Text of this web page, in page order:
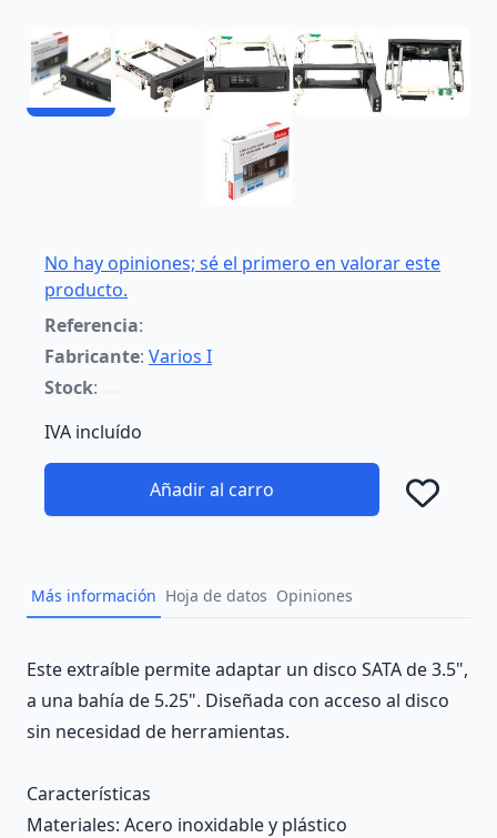
No hay opiniones; sé el primero en valorar este
producto.
Referencia:
Fabricante: Varios I
Stock:
IVA incluído
Añadir al carro
Más información Hoja de datos Opiniones
Description
Este extraíble permite adaptar un disco SATA de 3.5",
a una bahía de 5.25". Diseñada con acceso al disco
sin necesidad de herramientas.
Características
Materiales: Acero inoxidable y plástico